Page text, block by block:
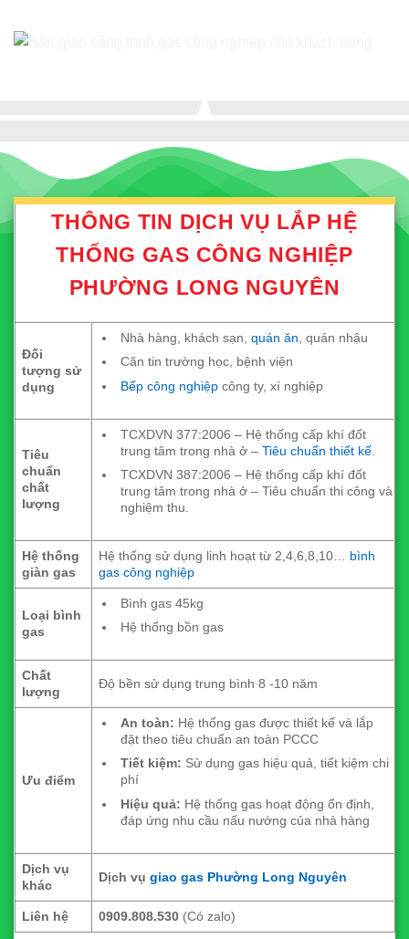
THÔNG TIN DỊCH VỤ LẮP HỆ
THỐNG GAS CÔNG NGHIỆP
PHƯỜNG LONG NGUYÊN
Đối
tượng sử
dụng
Nhà hàng, khách sạn, quán ăn , quán nhậu
Căn tin trường học, bệnh viện
Bếp công nghiệpcông ty, xí nghiệp
Tiêu
chuẩn
chất
lượng
TCXDVN 377:2006 – Hệ thống cấp khí đốt
trung tâm trong nhà ở – Tiêu chuẩn thiết kế.
TCXDVN 387:2006 – Hệ thống cấp khí đốt
trung tâm trong nhà ở – Tiêu chuẩn thi công và
nghiệm thu.
Hệ thống
giàn gas
Hệ thống sử dụng linh hoạt từ 2,4,6,8,10… bình
gas công nghiệp
Loại bình
gas
Bình gas 45kg
Hệ thống bồn gas
Chất
lượng
Độ bền sử dụng trung bình 8 -10 năm
Ưu điểm
An toàn: Hệ thống gas được thiết kế và lắp
đặt theo tiêu chuẩn an toàn PCCC
Tiết kiệm: Sử dụng gas hiệu quả, tiết kiệm chi
phí
Hiệu quả: Hệ thống gas hoạt động ổn định,
đáp ứng nhu cầu nấu nướng của nhà hàng
Dịch vụ
khác
Dịch vụgiao gas Phường Long Nguyên
Liên hệ 0909.808.530 (Có zalo)